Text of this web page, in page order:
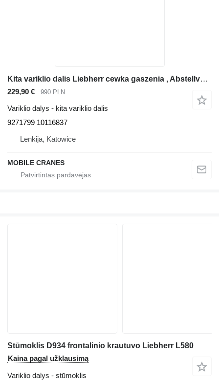
Kita variklio dalis Liebherr cewka gaszenia , Abstellvorrichtung,Engine stop solenoid 9271799 frontalinio krautuvo Liebherr L554,L564,L574,L580
229,90 € 990 PLN
Variklio dalys - kita variklio dalis
9271799 10116837
Lenkija, Katowice
MOBILE CRANES
Stūmoklis D934 frontalinio krautuvo Liebherr L580
Kaina pagal užklausimą
Variklio dalys - stūmoklis